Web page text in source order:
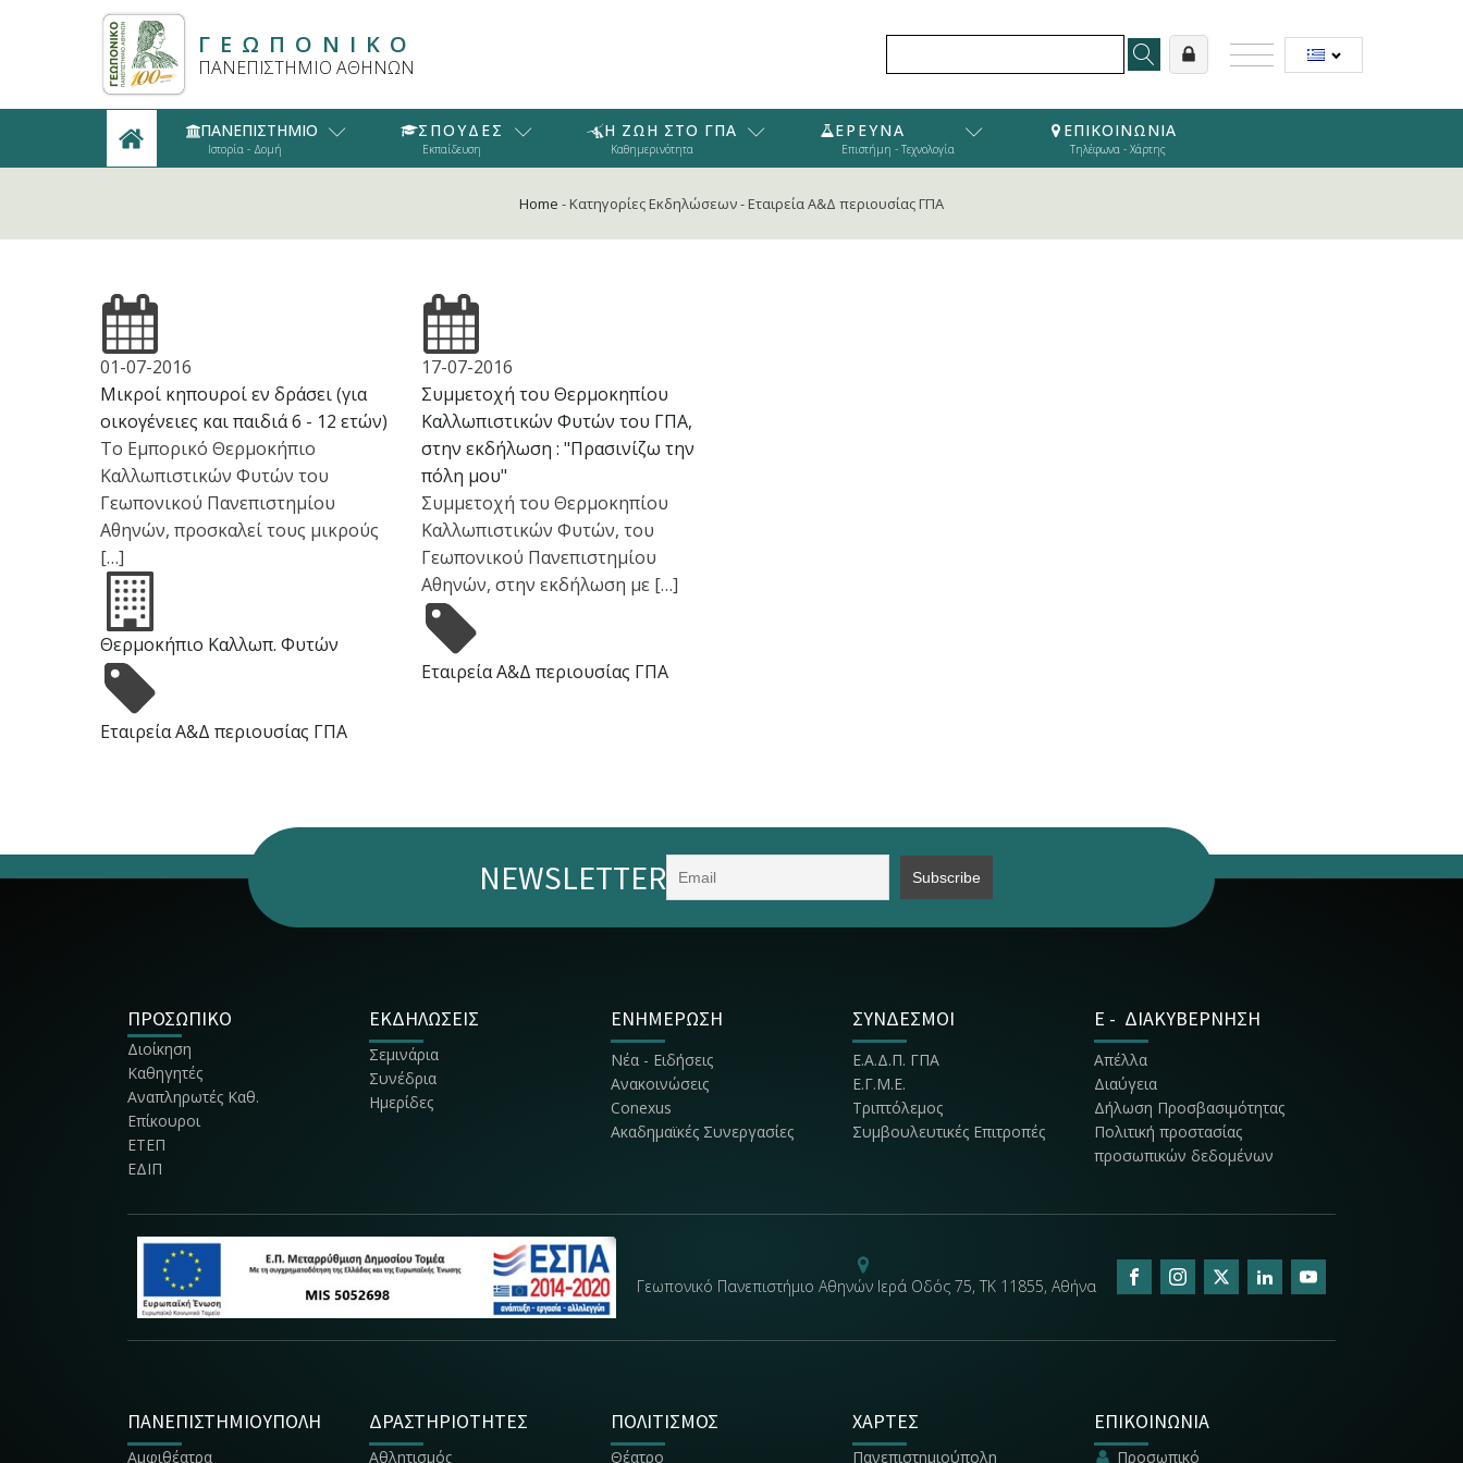
ΓΕΩΠΟΝΙΚΟ
ΠΑΝΕΠΙΣΤΗΜΙΟ ΑΘΗΝΩΝ
ΠΑΝΕΠΙΣΤΗΜΙΟ
Ιστορία - Δομή
ΣΠΟΥΔΕΣ
Εκπαίδευση
Η ΖΩΗ ΣΤΟ ΓΠΑ
Καθημερινότητα
ΕΡΕΥΝΑ
Επιστήμη - Τεχνολογία
ΕΠΙΚΟΙΝΩΝΙΑ
Τηλέφωνα - Χάρτης
Home -Κατηγορίες Εκδηλώσεων-Εταιρεία Α&Δ περιουσίας ΓΠΑ
01-07-2016
Μικροί κηπουροί εν δράσει (για
οικογένειες και παιδιά 6 - 12 ετών)
Το Εμπορικό Θερμοκήπιο
Καλλωπιστικών Φυτών του
Γεωπονικού Πανεπιστημίου
Αθηνών, προσκαλεί τους μικρούς
[…]
Θερμοκήπιο Καλλωπ. Φυτών
Εταιρεία Α&Δ περιουσίας ΓΠΑ
17-07-2016
Συμμετοχή του Θερμοκηπίου
Καλλωπιστικών Φυτών του ΓΠΑ,
στην εκδήλωση : "Πρασινίζω την
πόλη μου"
Συμμετοχή του Θερμοκηπίου
Καλλωπιστικών Φυτών, του
Γεωπονικού Πανεπιστημίου
Αθηνών, στην εκδήλωση με […]
Εταιρεία Α&Δ περιουσίας ΓΠΑ
NEWSLETTER
ΠΡΟΣΩΠΙΚΟ
Διοίκηση
Καθηγητές
Αναπληρωτές Καθ.
Επίκουροι
ΕΤΕΠ
ΕΔΙΠ
ΕΚΔΗΛΩΣΕΙΣ
Σεμινάρια
Συνέδρια
Ημερίδες
ΕΝΗΜΕΡΩΣΗ
Νέα - Ειδήσεις
Ανακοινώσεις
Conexus
Ακαδημαϊκές Συνεργασίες
ΣΥΝΔΕΣΜΟΙ
Ε.Α.Δ.Π. ΓΠΑ
Ε.Γ.Μ.Ε.
Τριπτόλεμος
Συμβουλευτικές Επιτροπές
E - ΔΙΑΚΥΒΕΡΝΗΣΗ
Απέλλα
Διαύγεια
Δήλωση Προσβασιμότητας
Πολιτική προστασίας
προσωπικών δεδομένων
Γεωπονικό Πανεπιστήμιο Αθηνών Ιερά Οδός 75, ΤΚ 11855, Αθήνα
ΠΑΝΕΠΙΣΤΗΜΙΟΥΠΟΛΗ
Αμφιθέατρα
ΔΡΑΣΤΗΡΙΟΤΗΤΕΣ
Αθλητισμός
ΠΟΛΙΤΙΣΜΟΣ
Θέατρο
ΧΑΡΤΕΣ
Πανεπιστημιούπολη
ΕΠΙΚΟΙΝΩΝΙΑ
Προσωπικό